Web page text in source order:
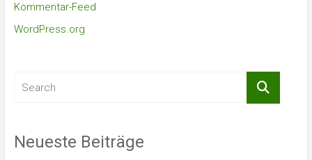
Kommentar-Feed
WordPress.org
Neueste Beiträge